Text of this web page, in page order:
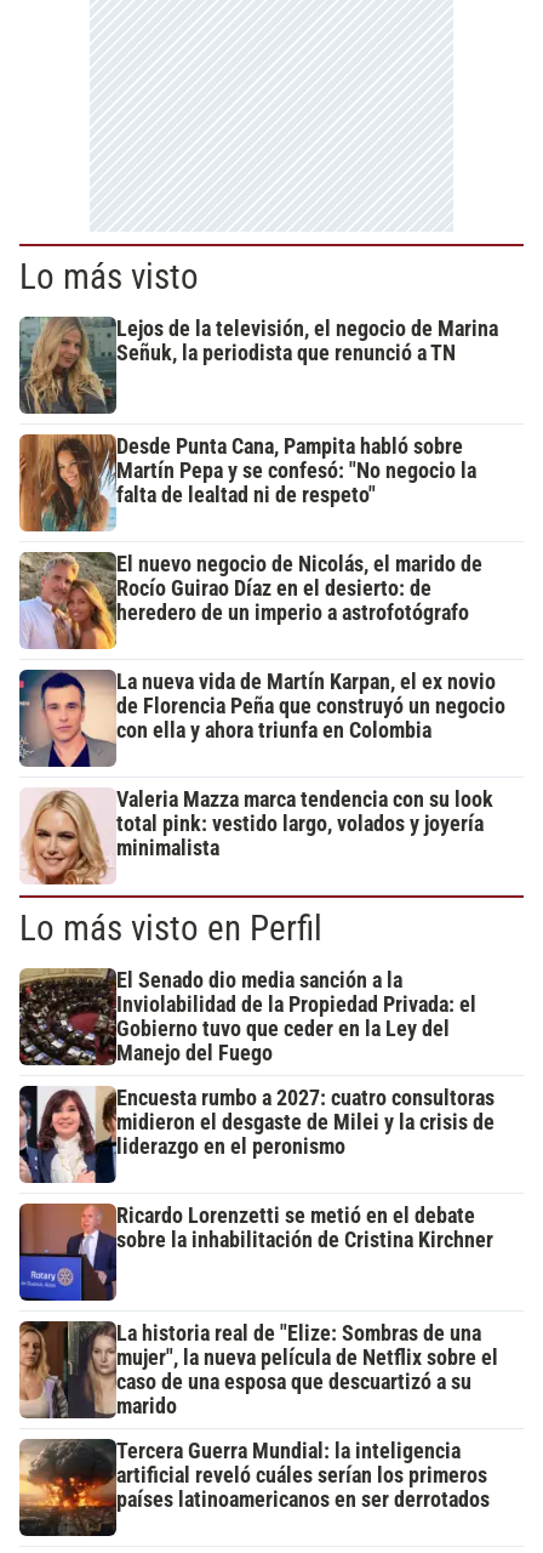
Lo más visto
Lejos de la televisión, el negocio de Marina
Señuk, la periodista que renunció a TN
Desde Punta Cana, Pampita habló sobre
Martín Pepa y se confesó: "No negocio la
falta de lealtad ni de respeto"
El nuevo negocio de Nicolás, el marido de
Rocío Guirao Díaz en el desierto: de
heredero de un imperio a astrofotógrafo
La nueva vida de Martín Karpan, el ex novio
de Florencia Peña que construyó un negocio
con ella y ahora triunfa en Colombia
Valeria Mazza marca tendencia con su look
total pink: vestido largo, volados y joyería
minimalista
Lo más visto en Perfil
El Senado dio media sanción a la
Inviolabilidad de la Propiedad Privada: el
Gobierno tuvo que ceder en la Ley del
Manejo del Fuego
Encuesta rumbo a 2027: cuatro consultoras
midieron el desgaste de Milei y la crisis de
liderazgo en el peronismo
Ricardo Lorenzetti se metió en el debate
sobre la inhabilitación de Cristina Kirchner
La historia real de "Elize: Sombras de una
mujer", la nueva película de Netflix sobre el
caso de una esposa que descuartizó a su
marido
Tercera Guerra Mundial: la inteligencia
artificial reveló cuáles serían los primeros
países latinoamericanos en ser derrotados